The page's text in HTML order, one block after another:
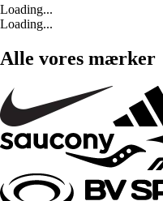
Loading...
Loading...
Alle vores mærker